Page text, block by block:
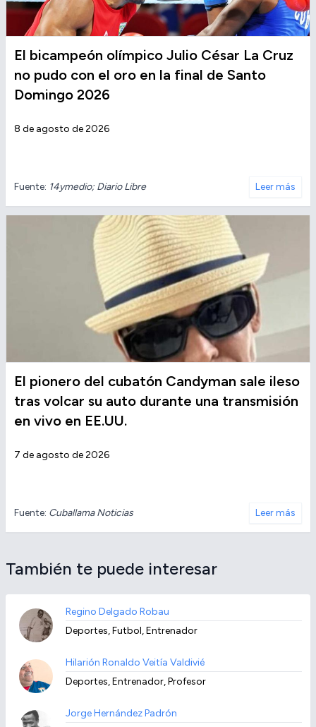
El bicampeón olímpico Julio César La Cruz
no pudo con el oro en la final de Santo
Domingo 2026
8 de agosto de 2026
Fuente: 14ymedio; Diario Libre Leer más
El pionero del cubatón Candyman sale ileso
tras volcar su auto durante una transmisión
en vivo en EE.UU.
7 de agosto de 2026
Fuente: Cuballama Noticias Leer más
También te puede interesar
Regino Delgado Robau
Deportes, Futbol, Entrenador
Hilarión Ronaldo Veitía Valdivié
Deportes, Entrenador, Profesor
Jorge Hernández Padrón